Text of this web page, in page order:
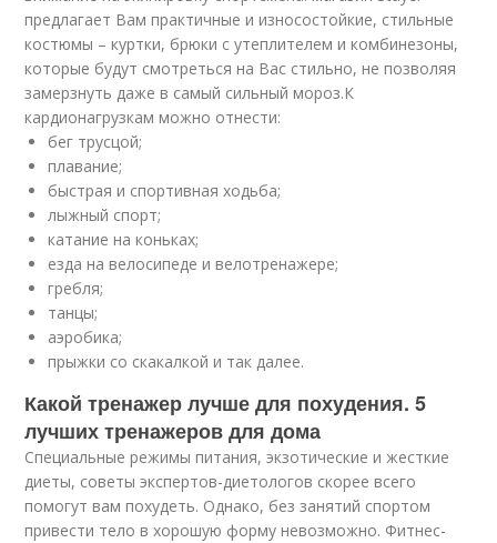
предлагает Вам практичные и износостойкие, стильные
костюмы – куртки, брюки с утеплителем и комбинезоны,
которые будут смотреться на Вас стильно, не позволяя
замерзнуть даже в самый сильный мороз.К
кардионагрузкам можно отнести:
бег трусцой;
плавание;
быстрая и спортивная ходьба;
лыжный спорт;
катание на коньках;
езда на велосипеде и велотренажере;
гребля;
танцы;
аэробика;
прыжки со скакалкой и так далее.
Какой тренажер лучше для похудения. 5
лучших тренажеров для дома
Специальные режимы питания, экзотические и жесткие
диеты, советы экспертов-диетологов скорее всего
помогут вам похудеть. Однако, без занятий спортом
привести тело в хорошую форму невозможно. Фитнес-